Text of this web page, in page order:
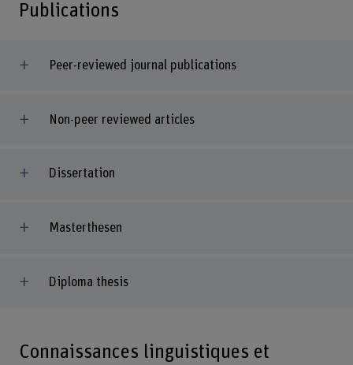
Publications
Peer-reviewed journal publications
Non-peer reviewed articles
Dissertation
Masterthesen
Diploma thesis
Connaissances linguistiques et